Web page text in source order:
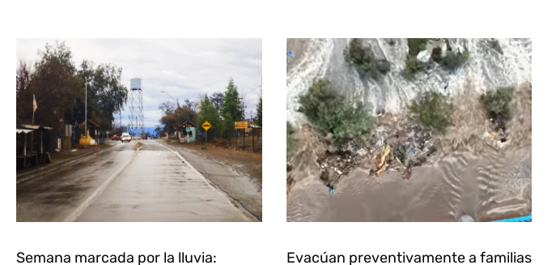
Semana marcada por la lluvia: Evacúan preventivamente a familias